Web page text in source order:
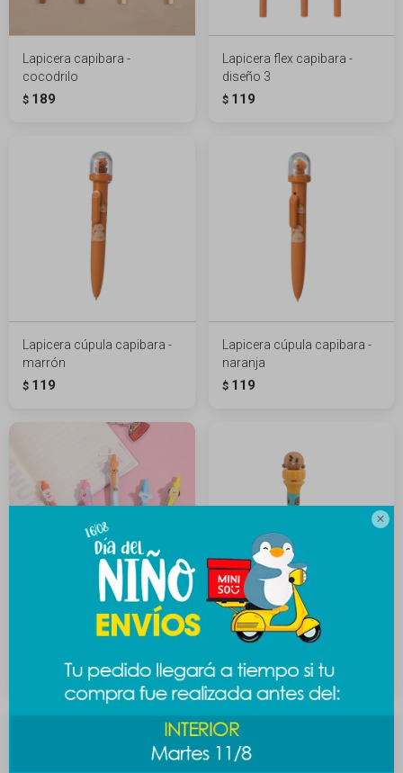

Lapicera capibara -
cocodrilo
$ 189
Lapicera flex capibara -
diseño 3
$ 119
Lapicera cúpula capibara -
marrón
$ 119
Lapicera cúpula capibara -
naranja
$ 119
Lapicera BT21 baby -
Lapicera rotación BT21 -
$ 189